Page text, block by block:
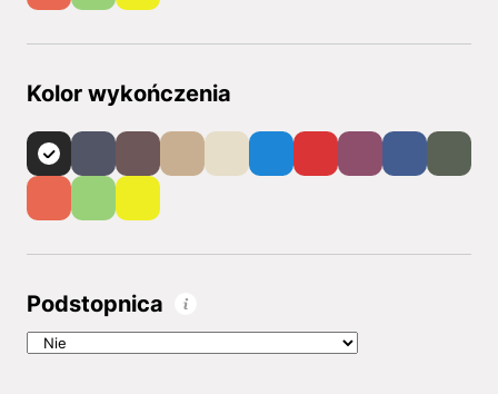
Kolor wykończenia
Podstopnica